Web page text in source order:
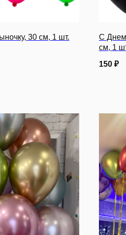
30 см, 1 шт.
С Днем
см, 1
150 ₽